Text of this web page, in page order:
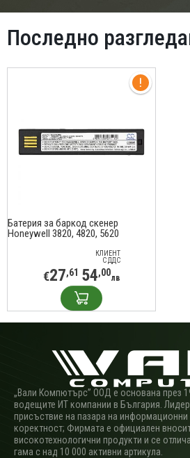
Последно
Батерия за баркод скенер
Honeywell 3820, 4820, 5620
КЛИЕНТ
С ДДС
€27,61 54,00лв
„Вали Компютърс” ООД е основана през
водещите ИТ компании в България.
присъствие на пазара на информационни
коректност; Фирмата е официален
високотехнологични продукти и се
гама с над 10 000 активни артикула.